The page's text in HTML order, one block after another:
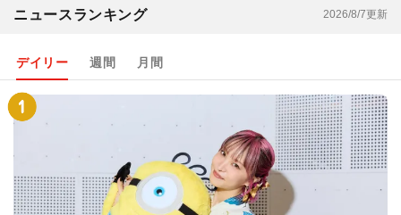
ニュースランキング 2026/8/7更新
デイリー 週間 月間